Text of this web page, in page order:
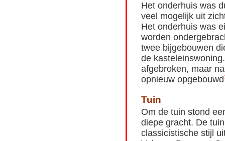
Het onderhuis was
veel mogelijk uit
Het onderhuis was
worden
twee bijgebouwen
de
afgebroken, maar
opnieuw opgebouwd
Tuin
Om de tuin stond
diepe gracht. De
classicistische stijl